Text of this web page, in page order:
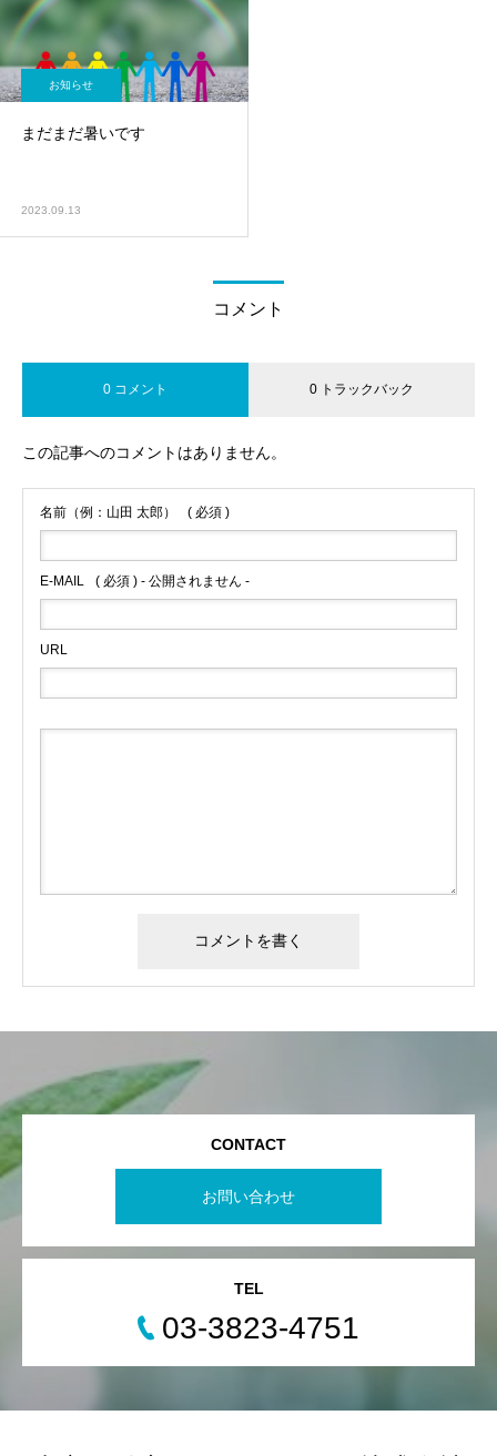
お知らせ
まだまだ暑いです
2023.09.13
コメント
0 コメント 0 トラックバック
この記事へのコメントはありません。
名前（例：山田 太郎） ( 必須 )
E-MAIL ( 必須 ) - 公開されません -
URL
CONTACT
お問い合わせ
TEL
03-3823-4751